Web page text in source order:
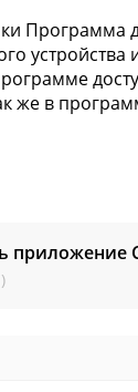
Программа
же в